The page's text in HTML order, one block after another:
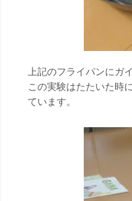
上記のフライパンにガ
この実験はたたいた時
ています。